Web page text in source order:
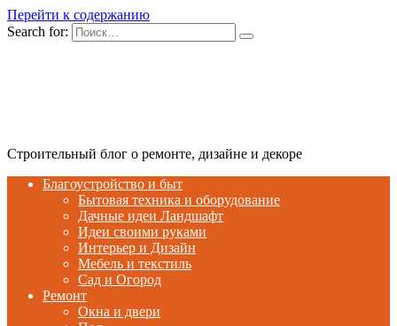
Перейти к содержанию
Search for:
Строительный блог о ремонте, дизайне и декоре
Благоустройство и быт
Бытовая техника и оборудование
Дачные идеи Ландшафт
Идеи своими руками
Интерьер и Дизайн
Мебель и текстиль
Сад и Огород
Ремонт
Окна и двери